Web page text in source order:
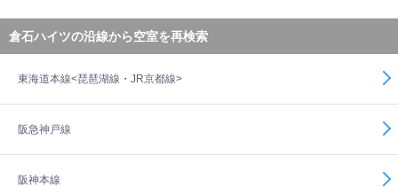
倉石ハイツの沿線から空室を再検索
東海道本線<琵琶湖線・JR京都線>
阪急神戸線
阪神本線